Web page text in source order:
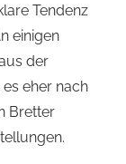
Tendenz
einigen
der
eher nach
Bretter